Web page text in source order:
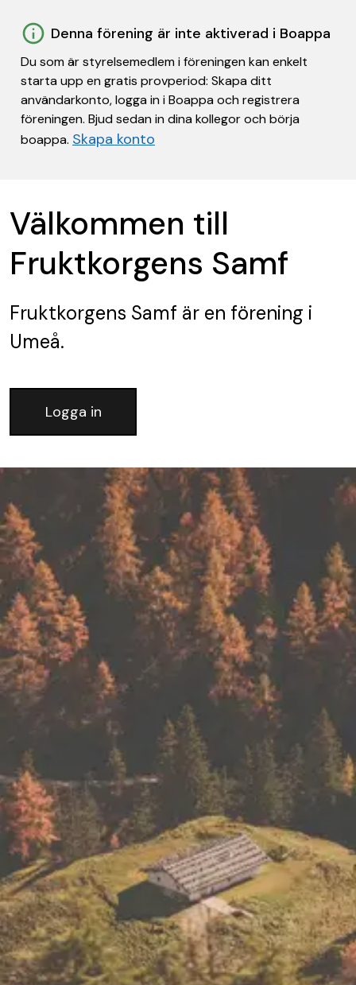
Denna förening är inte aktiverad i Boappa
Du som är styrelsemedlem i föreningen kan enkelt
starta upp en gratis provperiod: Skapa ditt
användarkonto, logga in i Boappa och registrera
föreningen. Bjud sedan in dina kollegor och börja
boappa. Skapa konto
Välkommen till
Fruktkorgens Samf
Fruktkorgens Samf är en förening i
Umeå.
Logga in